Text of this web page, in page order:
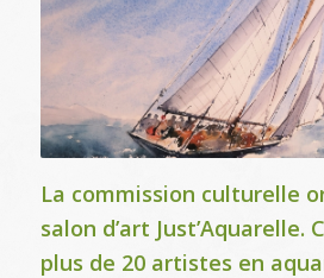
La commission culturelle
salon d’art Just’Aquarelle.
plus de 20 artistes en